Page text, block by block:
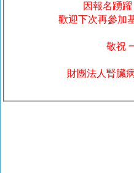
因報名踴
歡迎下次再參加
敬祝
財團法人腎臟